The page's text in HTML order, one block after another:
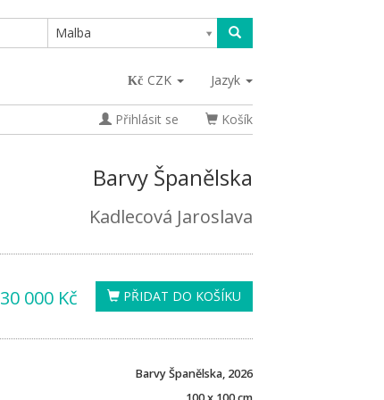
Malba
CZK Jazyk
Přihlásit se Košík
Barvy Španělska
Kadlecová Jaroslava
PŘIDAT DO KOŠÍKU
30 000 Kč
Barvy Španělska, 2026